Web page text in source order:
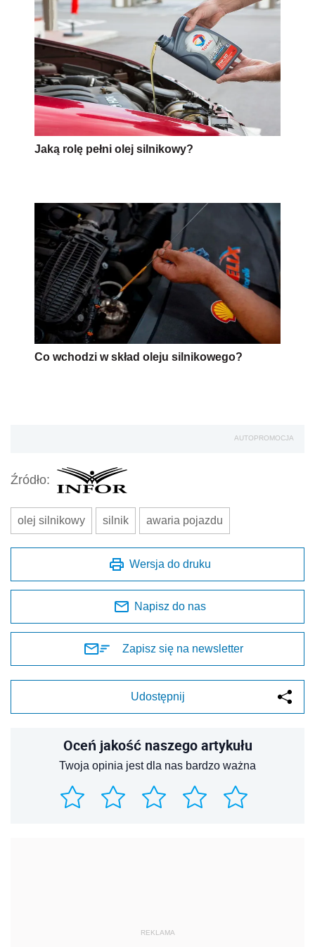
Jaką rolę pełni olej silnikowy?
Co wchodzi w skład oleju silnikowego?
AUTOPROMOCJA
Źródło:
olej silnikowy silnik awaria pojazdu
Wersja do druku
Napisz do nas
Zapisz się na newsletter
Udostępnij
Oceń jakość naszego artykułu
Twoja opinia jest dla nas bardzo ważna
REKLAMA